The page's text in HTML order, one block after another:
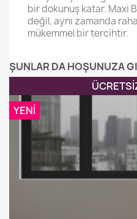
bir dokunuş katar. Maxi
değil, aynı zamanda
mükemmel bir tercihtir.
ŞUNLAR DA HOŞUNUZA
YENI